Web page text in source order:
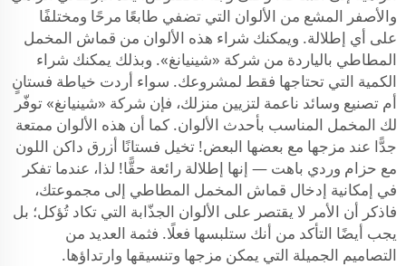
والأصفر المشع من الألوان التي تضفي طابعًا مرحًا ومختلفًا
على أي إطلالة. ويمكنك شراء هذه الألوان من قماش المخمل
المطاطي بالياردة من شركة «شينيانغ». وبذلك يمكنك شراء
الكمية التي تحتاجها فقط لمشروعك. سواء أردت خياطة فستانٍ
أم تصنيع وسائد ناعمة لتزيين منزلك، فإن شركة «شينيانغ» توفّر
لك المخمل المناسب بأحدث الألوان. كما أن هذه الألوان ممتعة
جدًّا عند مزجها مع بعضها البعض! تخيل فستانًا أزرق داكن اللون
مع حزام وردي باهت — إنها إطلالة رائعة حقًّا! لذا، عندما تفكر
في إمكانية إدخال قماش المخمل المطاطي إلى مجموعتك،
فاذكر أن الأمر لا يقتصر على الألوان الجذّابة التي تكاد تُؤكل؛ بل
يجب أيضًا التأكد من أنك ستلبسها فعلًا. فثمة العديد من
التصاميم الجميلة التي يمكن مزجها وتنسيقها وارتداؤها.